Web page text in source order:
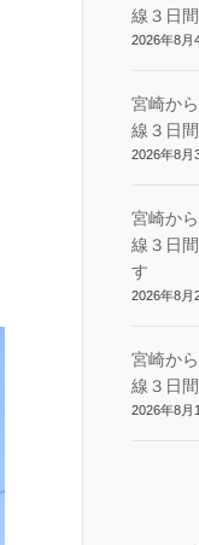
線３日
2026年8月
宮崎か
線３日
2026年8月
宮崎か
線３日
す
2026年8月
宮崎か
線３日
2026年8月